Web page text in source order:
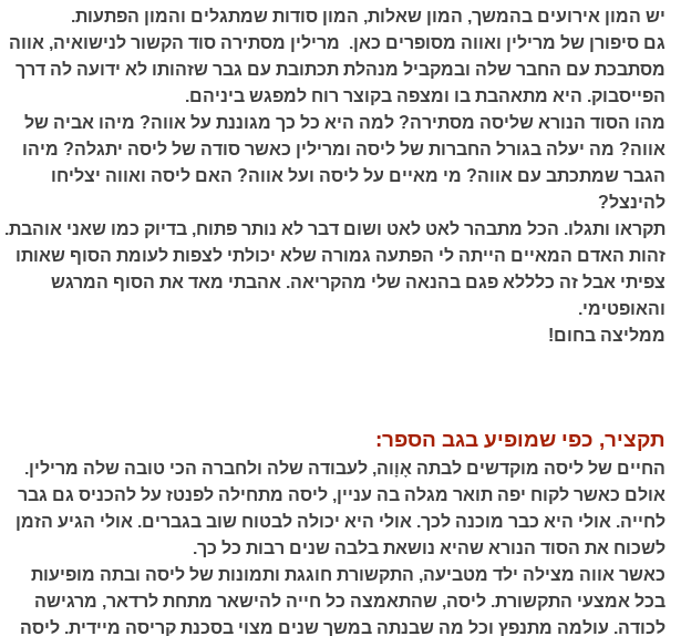
יש המון אירועים בהמשך, המון שאלות, המון סודות שמתגלים והמון הפתעות.
גם סיפורן של מרילין ואווה מסופרים כאן. מרילין מסתירה סוד הקשור לנישואיה, אווה
מסתבכת עם החבר שלה ובמקביל מנהלת תכתובת עם גבר שזהותו לא ידועה לה דרך
הפייסבוק. היא מתאהבת בו ומצפה בקוצר רוח למפגש ביניהם.
מהו הסוד הנורא שליסה מסתירה? למה היא כל כך מגוננת על אווה? מיהו אביה של
אווה? מה יעלה בגורל החברות של ליסה ומרילין כאשר סודה של ליסה יתגלה? מיהו
הגבר שמתכתב עם אווה? מי מאיים על ליסה ועל אווה? האם ליסה ואווה יצליחו
להינצל?
תקראו ותגלו. הכל מתבהר לאט לאט ושום דבר לא נותר פתוח, בדיוק כמו שאני אוהבת.
זהות האדם המאיים הייתה לי הפתעה גמורה שלא יכולתי לצפות לעומת הסוף שאותו
צפיתי אבל זה כלללא פגם בהנאה שלי מהקריאה. אהבתי מאד את הסוף המרגש
והאופטימי.
ממליצה בחום!
תקציר, כפי שמופיע בגב הספר:
החיים של ליסה מוקדשים לבתה אָוָוה, לעבודה שלה ולחברה הכי טובה שלה מרילין.
אולם כאשר לקוח יפה תואר מגלה בה עניין, ליסה מתחילה לפנטז על להכניס גם גבר
לחייה. אולי היא כבר מוכנה לכך. אולי היא יכולה לבטוח שוב בגברים. אולי הגיע הזמן
לשכוח את הסוד הנורא שהיא נושאת בלבה שנים רבות כל כך.
כאשר אווה מצילה ילד מטביעה, התקשורת חוגגת ותמונות של ליסה ובתה מופיעות
בכל אמצעי התקשורת. ליסה, שהתאמצה כל חייה להישאר מתחת לרדאר, מרגישה
לכודה. עולמה מתנפץ וכל מה שבנתה במשך שנים מצוי בסכנת קריסה מיידית. ליסה